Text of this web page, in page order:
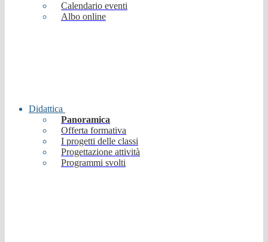
Calendario eventi
Albo online
Didattica
Panoramica
Offerta formativa
I progetti delle classi
Progettazione attività
Programmi svolti